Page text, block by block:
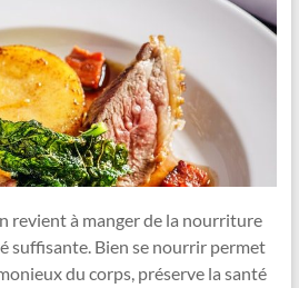
revient à manger de la nourriture
suffisante. Bien se nourrir permet
du corps, préserve la santé